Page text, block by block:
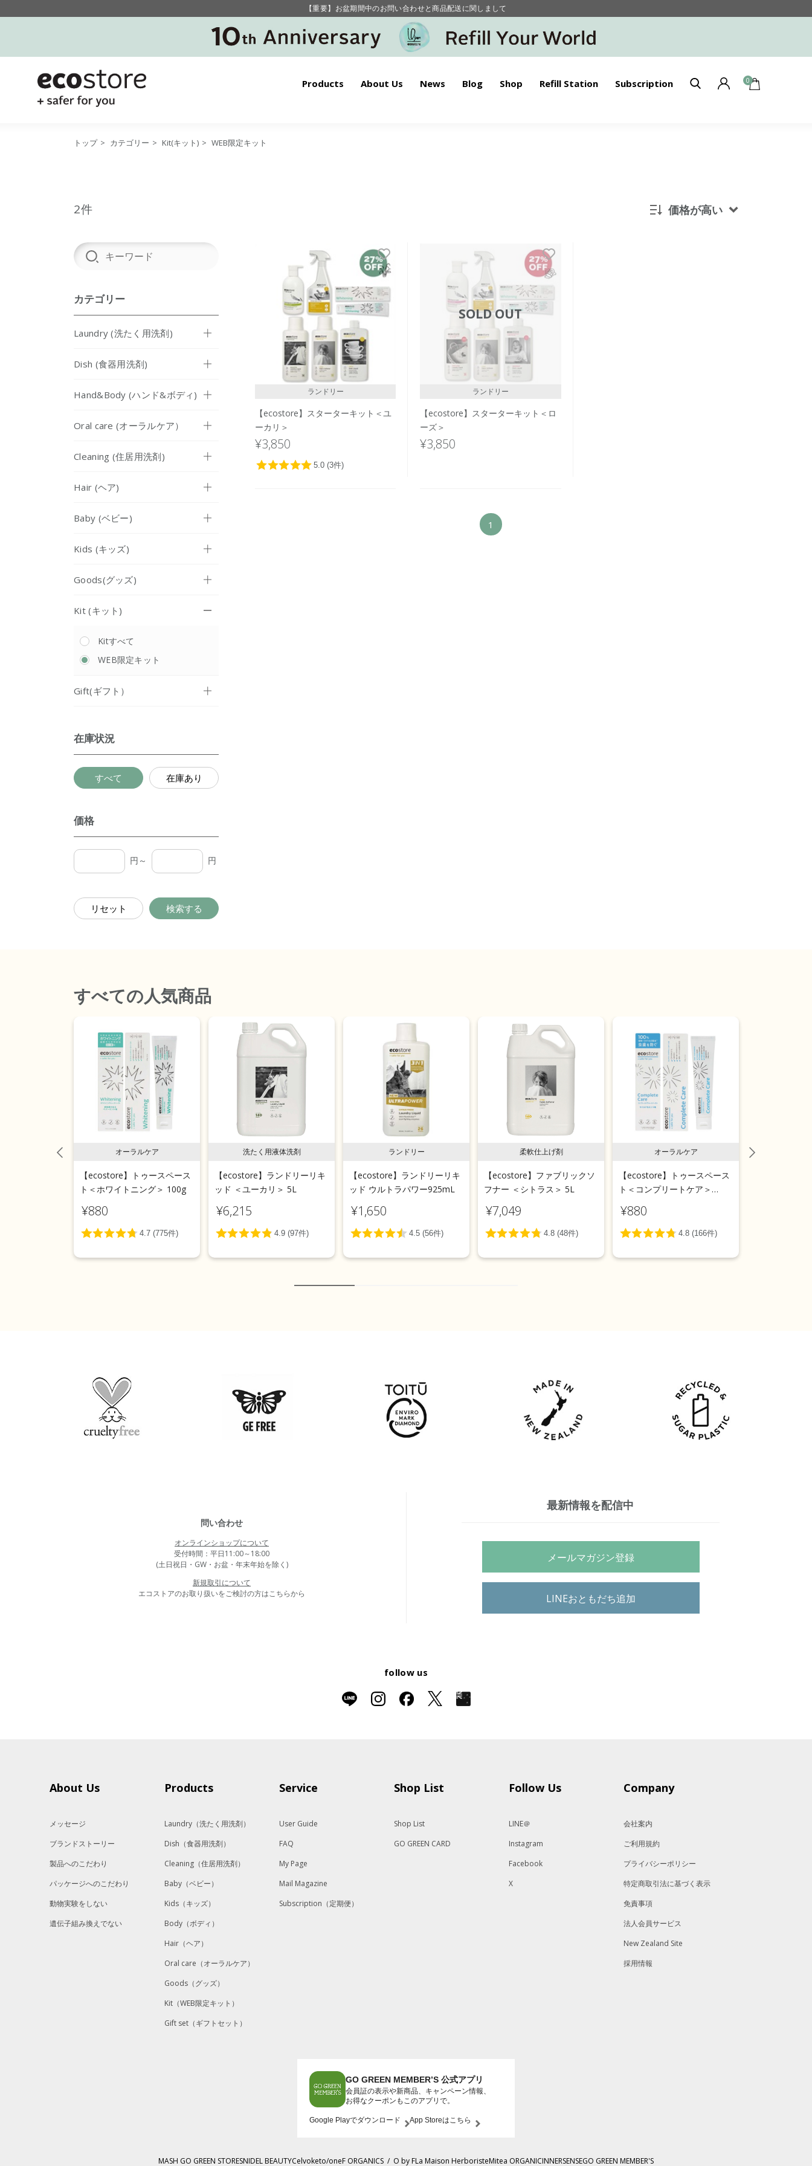
【重要】お盆期間中のお問い合わせと商品配送に関しまして
毎月お得にポイントが貯まる！ “月のポイントアップデー”
Products About Us News Blog Shop Refill Station Subscription 0
トップ > カテゴリー > Kit(キット) > WEB限定キット
2件 価格が高い
カテゴリー
Laundry (洗たく用洗剤)
Dish (食器用洗剤)
Hand&Body (ハンド&ボディ)
Oral care (オーラルケア）
Cleaning (住居用洗剤)
Hair (ヘア)
Baby (ベビー)
Kids (キッズ)
Goods(グッズ)
Kit (キット)
Kitすべて
WEB限定キット
Gift(ギフト）
在庫状況
すべて 在庫あり
価格
円～ 円
リセット 検索する
ランドリー
【ecostore】スターターキット＜ユ
ーカリ＞
¥3,850
SOLD OUT
ランドリー
【ecostore】スターターキット＜ロ
ーズ＞
¥3,850
1
すべての人気商品
オーラルケア
【ecostore】トゥースペース
ト＜ホワイトニング＞ 100g
¥880
洗たく用液体洗剤
【ecostore】ランドリーリキ
ッド ＜ユーカリ＞ 5L
¥6,215
ランドリー
【ecostore】ランドリーリキ
ッド ウルトラパワー925mL
¥1,650
柔軟仕上げ剤
【ecostore】ファブリックソ
フナー ＜シトラス＞ 5L
¥7,049
オーラルケア
【ecostore】トゥースペース
ト＜コンプリートケア＞
¥880
問い合わせ
オンラインショップについて
受付時間：平日11:00～18:00
(土日祝日・GW・お盆・年末年始を除く)
新規取引について
エコストアのお取り扱いをご検討の方はこちらから
最新情報を配信中
メールマガジン登録
LINEおともだち追加
follow us
About Us
メッセージ
ブランドストーリー
製品へのこだわり
パッケージへのこだわり
動物実験をしない
遺伝子組み換えでない
Products
Laundry （洗たく用洗剤）
Dish （食器用洗剤）
Cleaning （住居用洗剤）
Baby （ベビー）
Kids （キッズ）
Body （ボディ）
Hair （ヘア）
Oral care （オーラルケア）
Goods （グッズ）
Kit （WEB限定キット）
Gift set （ギフトセット）
Service
User Guide
FAQ
My Page
Mail Magazine
Subscription（定期便）
Shop List
Shop List
GO GREEN CARD
Follow Us
LINE＠
Instagram
Facebook
X
Company
会社案内
ご利用規約
プライバシーポリシー
特定商取引法に基づく表示
免責事項
法人会員サービス
New Zealand Site
採用情報
GO GREEN MEMBER’S 公式アプリ
会員証の表示や新商品、キャンペーン情報、
お得なクーポンもこのアプリで。
Google Playでダウンロード App Storeはこちら
MASH GO GREEN STORESNIDEL BEAUTYCelvoketo/oneF ORGANICS / O by FLa Maison HerboristeMitea ORGANICINNERSENSEGO GREEN MEMBER'S